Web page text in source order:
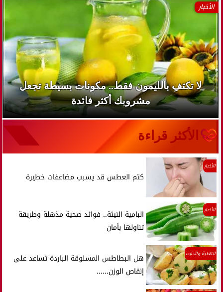
الأخبار
لا تكتفِ بالليمون فقط.. مكونات بسيطة تجعل
مشروبك أكثر فائدة
الأكثر قراءة
الأخبار
كتم العطس قد يسبب مضاعفات خطيرة
الأخبار
البامية النيئة.. فوائد صحية مذهلة وطريقة
تناولها بأمان
التغذية والدايت
هل البطاطس المسلوقة الباردة تساعد على
إنقاص الوزن......